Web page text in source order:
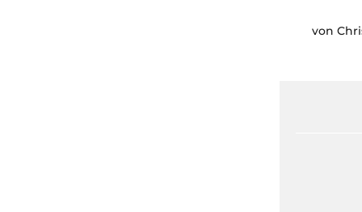
von